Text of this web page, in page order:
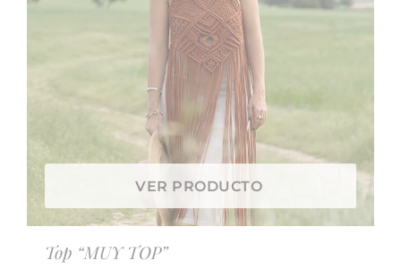
VER PRODUCTO
Top “MUY TOP”